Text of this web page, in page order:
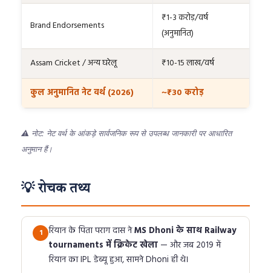
Brand Endorsements
₹1-3 करोड़/वर्ष
(अनुमानित)
Assam Cricket / अन्य घरेलू ₹10-15 लाख/वर्ष
कुल अनुमानित नेट वर्थ (2026) ~₹30 करोड़
⚠️ नोट: नेट वर्थ के आंकड़े सार्वजनिक रूप से उपलब्ध जानकारी पर आधारित
अनुमान हैं।
💡 रोचक तथ्य
1 रियान के पिता पराग दास नेMS Dhoni के साथ Railway
tournaments में क्रिकेट खेला — और जब 2019 में
रियान का IPL डेब्यू हुआ, सामने Dhoni ही थे।